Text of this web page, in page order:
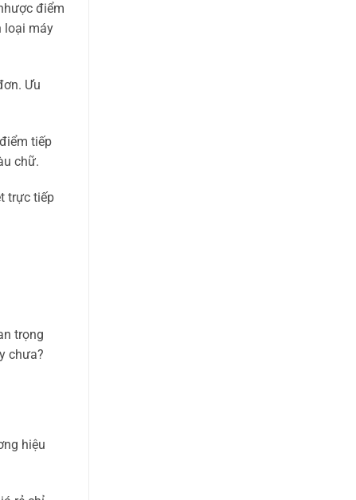
điểm
loại máy
Ưu
tiếp
chữ.
trực tiếp
trọng
chưa?
hiệu